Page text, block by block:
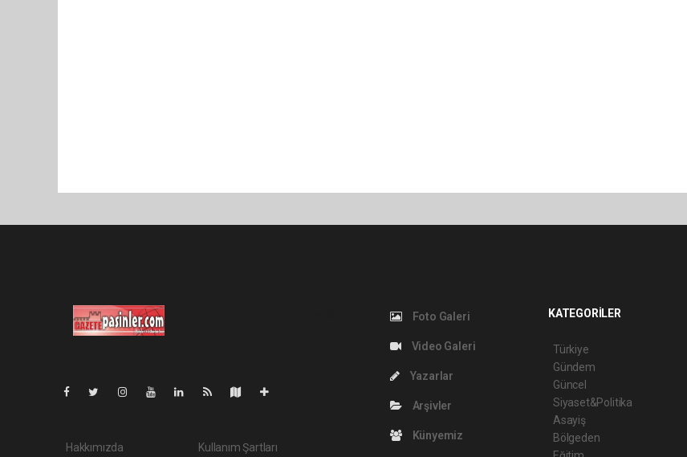
Hakkımızda Kullanım Şartları
Foto Galeri
Video Galeri
Yazarlar
Arşivler
Künyemiz
KATEGORİLER
Türkiye
Gündem
Güncel
Siyaset&Politika
Asayiş
Bölgeden